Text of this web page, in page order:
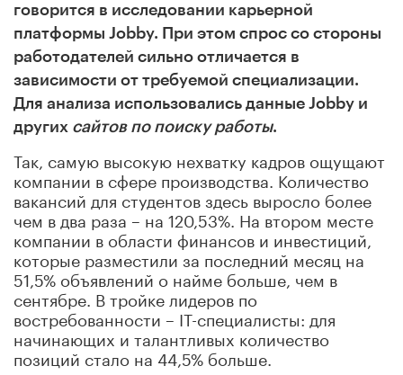
говорится в исследовании карьерной
платформы Jobby. При этом спрос со стороны
работодателей сильно отличается в
зависимости от требуемой специализации.
Для анализа использовались данные Jobby и
других сайтов по поиску работы.
Так, самую высокую нехватку кадров ощущают
компании в сфере производства. Количество
вакансий для студентов здесь выросло более
чем в два раза – на 120,53%. На втором месте
компании в области финансов и инвестиций,
которые разместили за последний месяц на
51,5% объявлений о найме больше, чем в
сентябре. В тройке лидеров по
востребованности – IT-специалисты: для
начинающих и талантливых количество
позиций стало на 44,5% больше.